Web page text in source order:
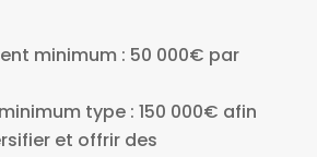
minimum : 50 000€ par
type : 150 000€ afin
et offrir des